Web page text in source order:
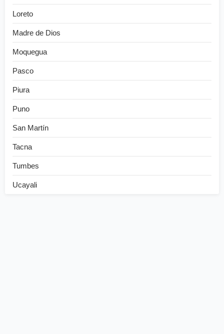
Loreto
Madre de Dios
Moquegua
Pasco
Piura
Puno
San Martín
Tacna
Tumbes
Ucayali